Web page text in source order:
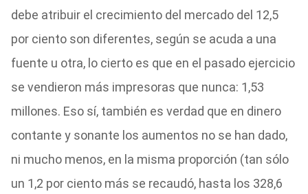
debe atribuir el crecimiento del mercado del 12,5
por ciento son diferentes, según se acuda a una
fuente u otra, lo cierto es que en el pasado ejercicio
se vendieron más impresoras que nunca: 1,53
millones. Eso sí, también es verdad que en dinero
contante y sonante los aumentos no se han dado,
ni mucho menos, en la misma proporción (tan sólo
un 1,2 por ciento más se recaudó, hasta los 328,6